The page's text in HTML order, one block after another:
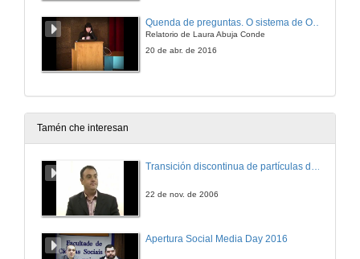
Relatorio de Laura Abuja Conde
20 de abr. de 2016
Tamén che interesan
Transición discontinua de partículas de microgel termosensible
22 de nov. de 2006
Apertura Social Media Day 2016